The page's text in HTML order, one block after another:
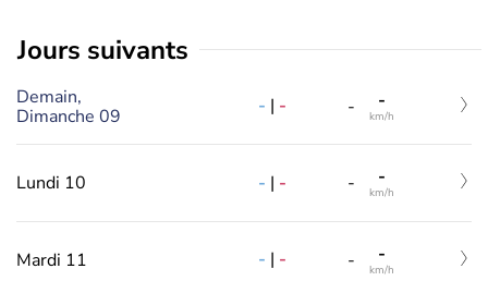
jours suivants
Demain,
Dimanche 09
- | - - -
km/h
Lundi 10 - | - - -
km/h
Mardi 11 - | - - -
km/h